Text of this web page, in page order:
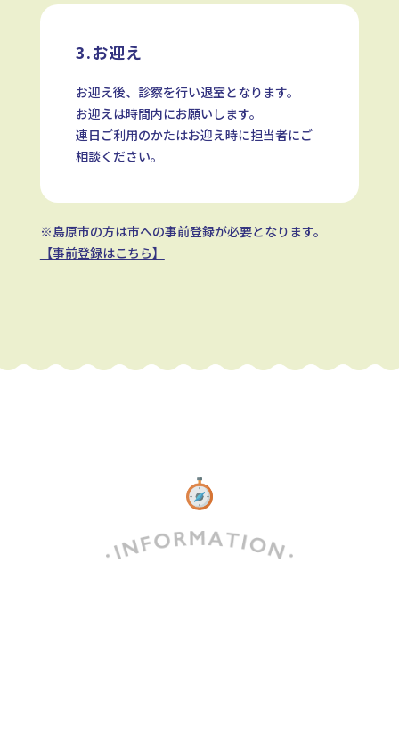
3.お迎え
お迎え後、診察を行い退室となります。
お迎えは時間内にお願いします。
連日ご利用のかたはお迎え時に担当者にご
相談ください。
※島原市の方は市への事前登録が必要となります。
【事前登録はこちら】